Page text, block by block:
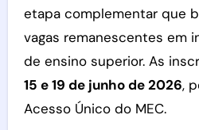
etapa complementar que
vagas remanescentes em
de ensino superior. As
15 e 19 de junho de 2026,
Acesso Único do MEC.